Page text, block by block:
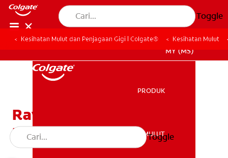
Toggle
MY (MS)
PRODUK
KESIHATAN MULUT
Toggle
Kesihatan Mulut dan Penjagaan Gigi | Colgate® Kesihatan Mulut
Rawatan Untuk Gusi
Bengkak dan Berdarah